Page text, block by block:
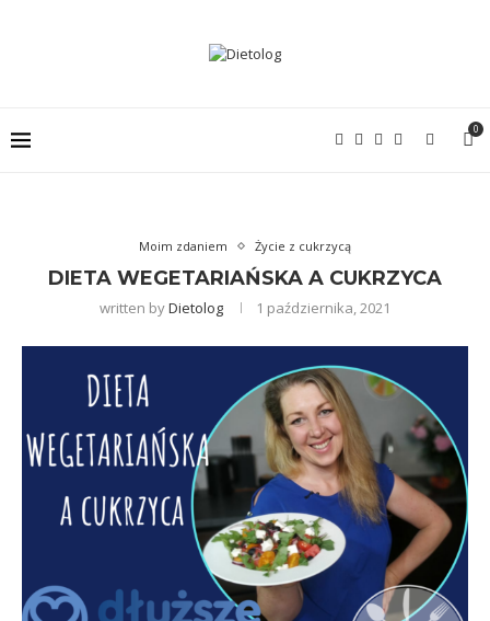
0
Moim zdaniem Życie z cukrzycą
DIETA WEGETARIAŃSKA A CUKRZYCA
written byDietolog 1 października, 2021